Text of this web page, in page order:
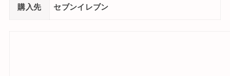
購入先 セブンイレブン